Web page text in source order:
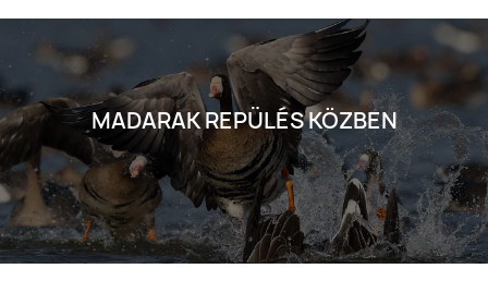
fiók
menüje
MADARAK REPÜLÉS KÖZBEN